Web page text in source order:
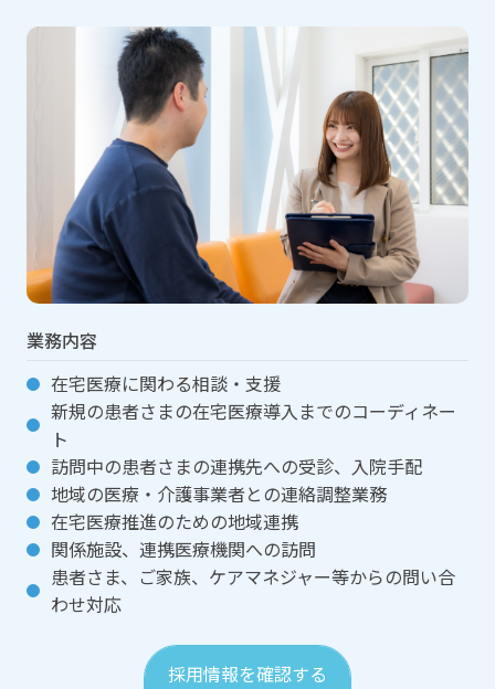
業務内容
在宅医療に関わる相談・支援
新規の患者さまの在宅医療導入までのコーディネー
ト
訪問中の患者さまの連携先への受診、入院手配
地域の医療・介護事業者との連絡調整業務
在宅医療推進のための地域連携
関係施設、連携医療機関への訪問
患者さま、ご家族、ケアマネジャー等からの問い合
わせ対応
採用情報を確認する